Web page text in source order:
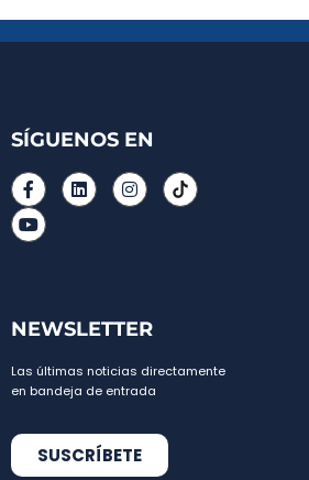
SÍGUENOS EN
NEWSLETTER
Las últimas noticias directamente
en bandeja de entrada
SUSCRÍBETE